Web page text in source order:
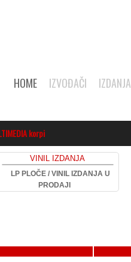
HOME IZVOĐAČI IZDANJA
korpi
VINIL IZDANJA
LP PLOČE / VINIL IZDANJA U
PRODAJI